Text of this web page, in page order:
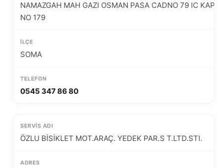
NAMAZGAH MAH GAZI OSMAN PASA CADNO 79 IC KAPI
NO 179
SOMA
0545 347 86 80
ÖZLU BİSİKLET MOT.ARAÇ. YEDEK PAR.S T.LTD.STI.